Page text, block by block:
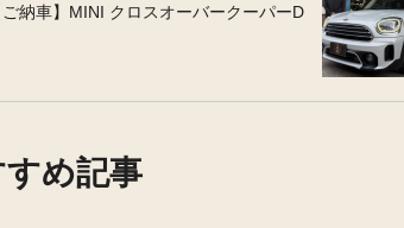
ご納車】MINI クロスオーバークーパーD
め記事